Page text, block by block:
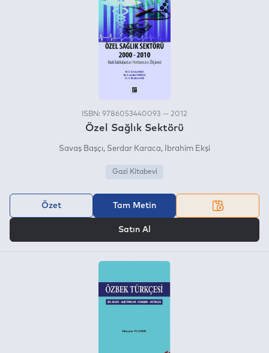
ISBN: 9786053440093 — 2012
Özel Sağlık Sektörü
Savaş Başçı Serdar Karaca İbrahim Ekşi
Gazi Kitabevi
Özet Tam Metin
Satın Al